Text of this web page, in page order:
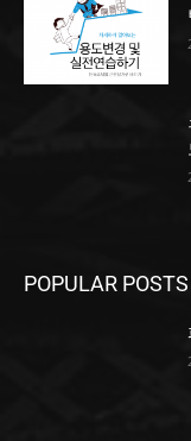
POPULAR POSTS